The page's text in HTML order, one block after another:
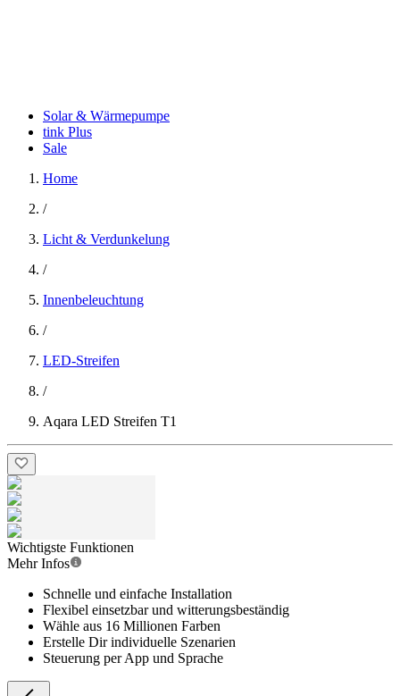
Solar & Wärmepumpe
tink Plus
Sale
Home
/
Licht & Verdunkelung
/
Innenbeleuchtung
/
LED-Streifen
/
Aqara LED Streifen T1
Wichtigste Funktionen
Mehr Infos
Schnelle und einfache Installation
Flexibel einsetzbar und witterungsbeständig
Wähle aus 16 Millionen Farben
Erstelle Dir individuelle Szenarien
Steuerung per App und Sprache